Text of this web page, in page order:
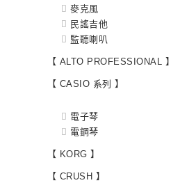
麥克風
民謠吉他
監聽喇叭
【 ALTO PROFESSIONAL 】
【 CASIO 系列 】
電子琴
電鋼琴
【 KORG 】
【 CRUSH 】